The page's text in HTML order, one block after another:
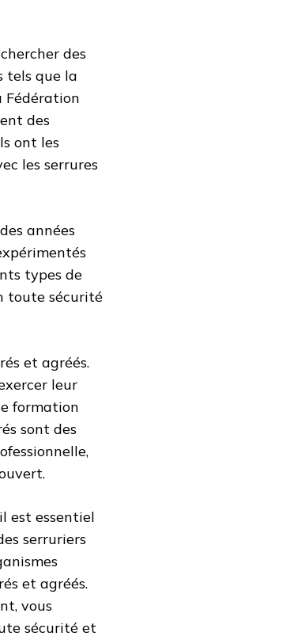
des
tels que la
Fédération
des
ont les
les serrures
années
types de
toute sécurité
et agréés.
leur
formation
sont des
est essentiel
serruriers
et agréés.
vous
sécurité et